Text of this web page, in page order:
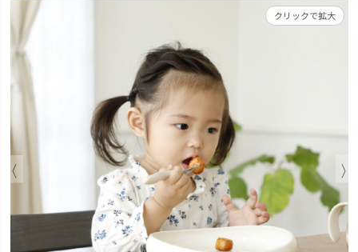
クリックで拡大